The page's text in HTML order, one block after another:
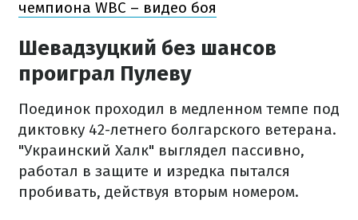
чемпиона WBC – видео боя
Шевадзуцкий без шансов
проиграл Пулеву
Поединок проходил в медленном темпе под
диктовку 42-летнего болгарского ветерана.
"Украинский Халк" выглядел пассивно,
работал в защите и изредка пытался
пробивать, действуя вторым номером.